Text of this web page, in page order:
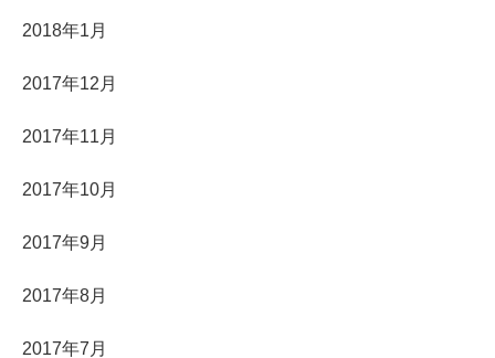
2018年1月
2017年12月
2017年11月
2017年10月
2017年9月
2017年8月
2017年7月